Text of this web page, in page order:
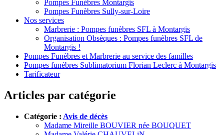
Pompes Funèbres Montargis
Pompes Funèbres Sully-sur-Loire
Nos services
Marbrerie : Pompes funèbres SFL à Montargis
Organisation Obsèques : Pompes funèbres SFL de
Montargis !
Pompes Funèbres et Marbrerie au service des familles
Pompes funèbres Sublimatorium Florian Leclerc à Montargis
Tarificateur
Articles par catégorie
Catégorie : Avis de décès
Madame Mireille BOUVIER née BOUQUET